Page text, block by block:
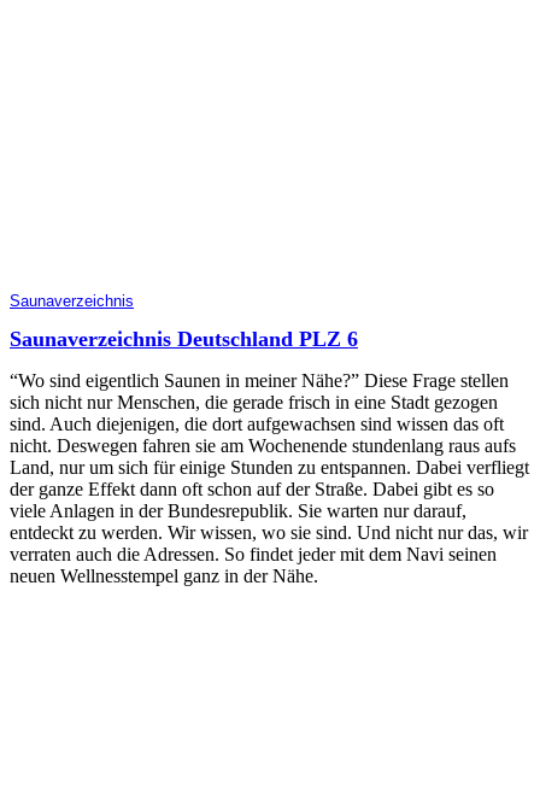
Saunaverzeichnis
Saunaverzeichnis Deutschland PLZ 6
“Wo sind eigentlich Saunen in meiner Nähe?” Diese Frage stellen
sich nicht nur Menschen, die gerade frisch in eine Stadt gezogen
sind. Auch diejenigen, die dort aufgewachsen sind wissen das oft
nicht. Deswegen fahren sie am Wochenende stundenlang raus aufs
Land, nur um sich für einige Stunden zu entspannen. Dabei verfliegt
der ganze Effekt dann oft schon auf der Straße. Dabei gibt es so
viele Anlagen in der Bundesrepublik. Sie warten nur darauf,
entdeckt zu werden. Wir wissen, wo sie sind. Und nicht nur das, wir
verraten auch die Adressen. So findet jeder mit dem Navi seinen
neuen Wellnesstempel ganz in der Nähe.